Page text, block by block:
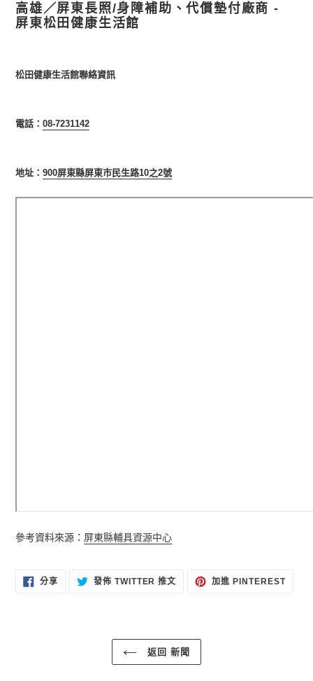
高雄／屏東長照/身障補助、代償墊付廠商 -
屏東松田健康生活館
松田健康生活館聯絡資訊
電話： 08-7231142
地址： 900屏東縣屏東市民生路10之2號
參考資料來源： 屏東縣輔具資源中心
分享分
發佈 TWITTER 推文
TWITTER
加進 PINTEREST加
返回 新聞